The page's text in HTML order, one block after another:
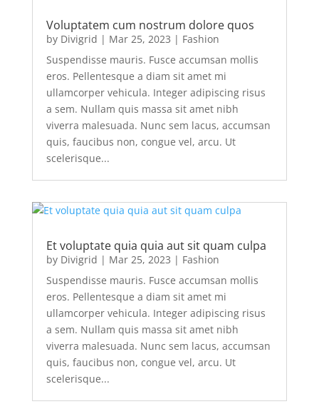
Voluptatem cum nostrum dolore quos
by Divigrid | Mar 25, 2023 | Fashion
Suspendisse mauris. Fusce accumsan mollis
eros. Pellentesque a diam sit amet mi
ullamcorper vehicula. Integer adipiscing risus
a sem. Nullam quis massa sit amet nibh
viverra malesuada. Nunc sem lacus, accumsan
quis, faucibus non, congue vel, arcu. Ut
scelerisque...
Et voluptate quia quia aut sit quam culpa
by Divigrid | Mar 25, 2023 | Fashion
Suspendisse mauris. Fusce accumsan mollis
eros. Pellentesque a diam sit amet mi
ullamcorper vehicula. Integer adipiscing risus
a sem. Nullam quis massa sit amet nibh
viverra malesuada. Nunc sem lacus, accumsan
quis, faucibus non, congue vel, arcu. Ut
scelerisque...